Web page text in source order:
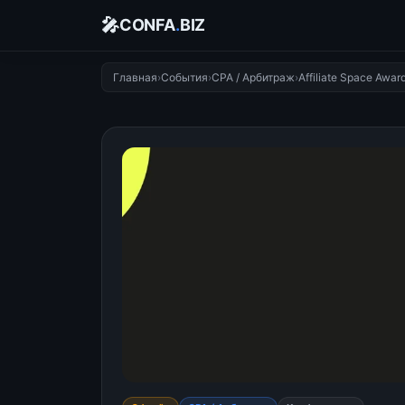
🎤CONFA.BIZ
Главная›События›CPA / Арбитраж›Affiliate Space